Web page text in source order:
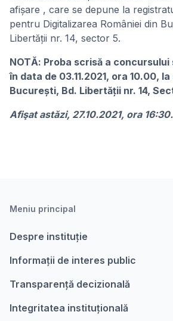
afișare , care se depune la
pentru Digitalizarea României din
Libertății nr. 14, sector 5.
NOTĂ: Proba scrisă a
în data de 03.11.2021, ora 10.00,
București, Bd. Libertății nr. 14,
Afişat astăzi, 27.10.2021, ora 16:30.
Meniu principal
Despre instituție
Informații de interes public
Transparență decizională
Integritatea instituțională